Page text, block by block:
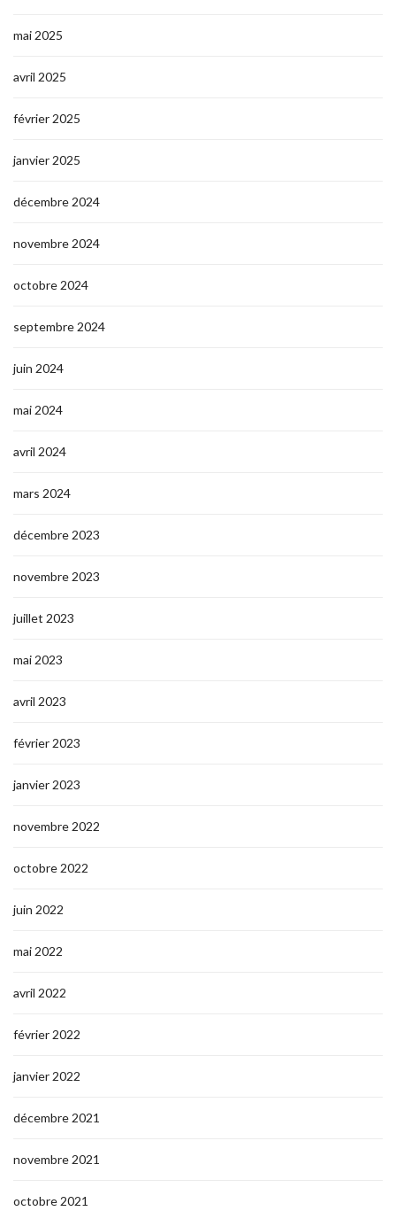
mai 2025
avril 2025
février 2025
janvier 2025
décembre 2024
novembre 2024
octobre 2024
septembre 2024
juin 2024
mai 2024
avril 2024
mars 2024
décembre 2023
novembre 2023
juillet 2023
mai 2023
avril 2023
février 2023
janvier 2023
novembre 2022
octobre 2022
juin 2022
mai 2022
avril 2022
février 2022
janvier 2022
décembre 2021
novembre 2021
octobre 2021